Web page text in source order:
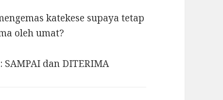
katekese supaya tetap
oleh umat?
dan DITERIMA